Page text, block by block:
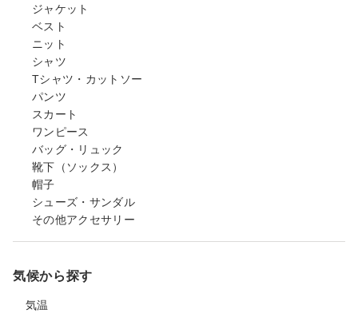
ジャケット
ベスト
ニット
シャツ
Tシャツ・カットソー
パンツ
スカート
ワンピース
バッグ・リュック
靴下（ソックス）
帽子
シューズ・サンダル
その他アクセサリー
気候から探す
気温